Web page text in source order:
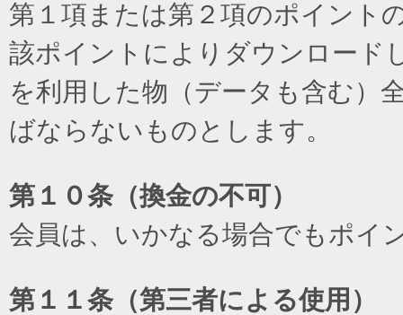
第１項または第２項のポイント
該ポイントによりダウンロード
を利用した物（データも含む）
ばならないものとします。
第１０条（換金の不可）
会員は、いかなる場合でもポイ
第１１条（第三者による使用）